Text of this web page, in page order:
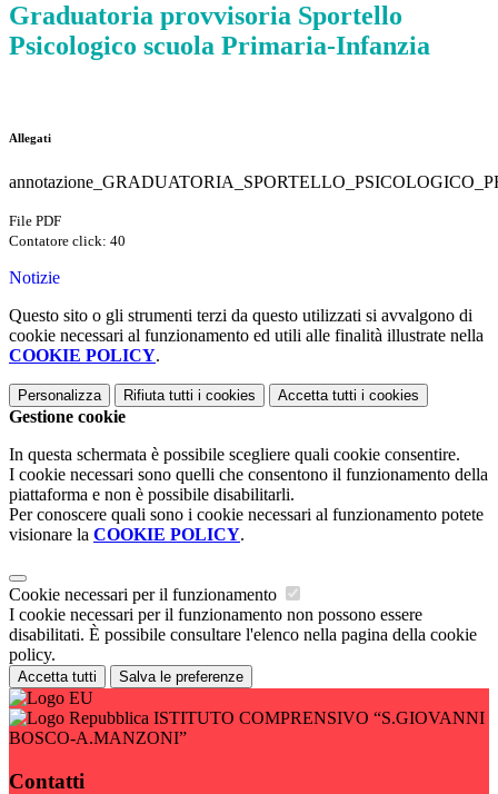
Graduatoria provvisoria Sportello
Psicologico scuola Primaria-Infanzia
Allegati
File PDF
Contatore click: 40
Notizie
Questo sito o gli strumenti terzi da questo utilizzati si avvalgono di
cookie necessari al funzionamento ed utili alle finalità illustrate nella
COOKIE POLICY.
Personalizza Rifiuta tutti i cookies Accetta tutti i cookies
Gestione cookie
In questa schermata è possibile scegliere quali cookie consentire.
I cookie necessari sono quelli che consentono il funzionamento della
piattaforma e non è possibile disabilitarli.
Per conoscere quali sono i cookie necessari al funzionamento potete
visionare la COOKIE POLICY.
Cookie necessari per il funzionamento
I cookie necessari per il funzionamento non possono essere
disabilitati. È possibile consultare l'elenco nella pagina della cookie
policy.
Accetta tutti Salva le preferenze
ISTITUTO COMPRENSIVO “S.GIOVANNI
BOSCO-A.MANZONI”
Contatti